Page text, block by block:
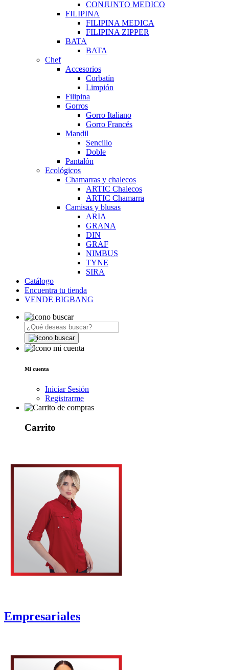
CONJUNTO MEDICO
FILIPINA
FILIPINA MEDICA
FILIPINA ZIPPER
BATA
BATA
Chef
Accesorios
Corbatín
Limpión
Filipina
Gorros
Gorro Italiano
Gorro Francés
Mandil
Sencillo
Doble
Pantalón
Ecológicos
Chamarras y chalecos
ARTIC Chalecos
ARTIC Chamarra
Camisas y blusas
ARIA
GRANA
DIN
GRAF
NIMBUS
TYNE
SIRA
Catálogo
Encuentra tu tienda
VENDE BIGBANG
Mi cuenta
Iniciar Sesión
Registrarme
Carrito
Empresariales